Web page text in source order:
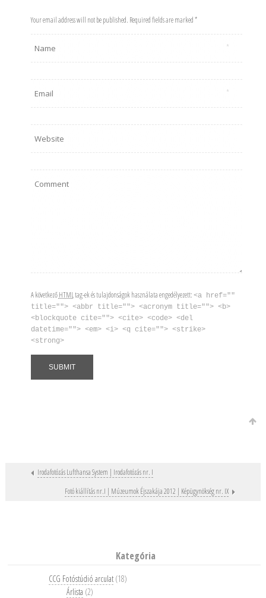
Your email address will not be published. Required fields are marked *
A következőHTMLtag-ek és tulajdonságok használata engedélyezett: <a href=""
title=""> <abbr title=""> <acronym title=""> <b>
<blockquote cite=""> <cite> <code> <del
datetime=""> <em> <i> <q cite=""> <strike>
<strong>
Post navigation
Irodafotózás Lufthansa System | Irodafotózás nr. I
Fotó kiállítás nr.I | Múzeumok Éjszakája 2012 | Képügynökség nr. IX
Kategória
CCG Fotóstúdió arculat (18)
Árlista (2)